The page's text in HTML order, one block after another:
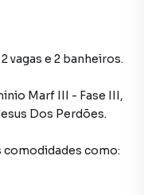
vagas e 2 banheiros.
Marf III - Fase III,
Dos Perdões.
comodidades como: